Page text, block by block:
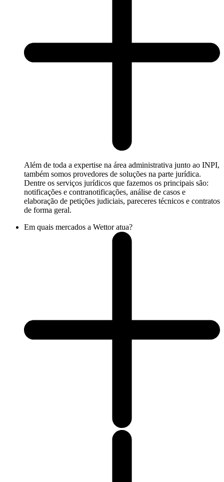
Além de toda a expertise na área administrativa junto ao INPI,
também somos provedores de soluções na parte jurídica.
Dentre os serviços jurídicos que fazemos os principais são:
notificações e contranotificações, análise de casos e
elaboração de petições judiciais, pareceres técnicos e contratos
de forma geral.
Em quais mercados a Wettor atua?